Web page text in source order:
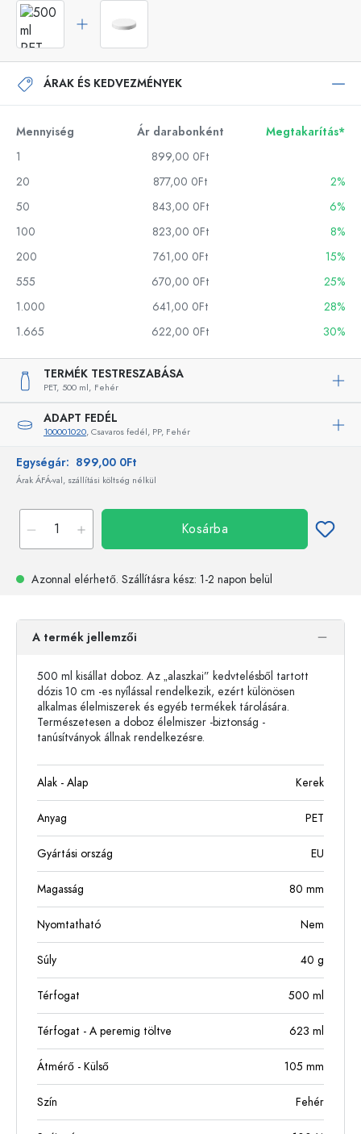
ÁRAK ÉS KEDVEZMÉNYEK
Mennyiség Ár darabonként
Megtakarítás*
1
899,00 0Ft
20
877,00 0Ft
2%
50
843,00 0Ft
6%
100
823,00 0Ft
8%
200
761,00 0Ft
15%
555
670,00 0Ft
25%
1.000
641,00 0Ft
28%
1.665
622,00 0Ft 30%
TERMÉK TESTRESZABÁSA
PET, 500 ml, Fehér
ADAPT FEDÉL
100001020, Csavaros fedél, PP, Fehér
Egységár: 899,00 0Ft
Árak ÁFÁ-val, szállítási költség nélkül
Kosárba
Azonnal elérhető. Szállításra kész: 1-2 napon belül
A termék jellemzői
500 ml kisállat doboz. Az „alaszkai” kedvtelésből tartott
dózis 10 cm -es nyílással rendelkezik, ezért különösen
alkalmas élelmiszerek és egyéb termékek tárolására.
Természetesen a doboz élelmiszer -biztonság -
tanúsítványok állnak rendelkezésre.
Alak - Alap Kerek
Anyag PET
Gyártási ország EU
Magasság 80 mm
Nyomtatható Nem
Súly 40 g
Térfogat 500 ml
Térfogat - A peremig töltve 623 ml
Átmérő - Külső 105 mm
Szín Fehér